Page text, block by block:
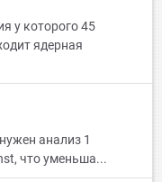
у которого 45
ядерная
анализ 1
что уменьша...